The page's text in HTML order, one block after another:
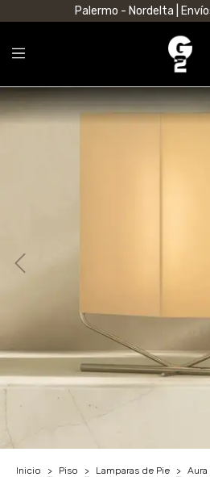
Palermo - Nordelta |
Inicio > Piso > Lamparas de Pie > Aura